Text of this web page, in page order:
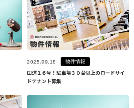
2025.09.18 物件情報
国道１６号！駐車場３０台以上のロードサイ
ドテナント募集